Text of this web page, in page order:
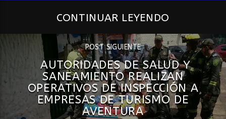
CONTINUAR LEYENDO
POST SIGUIENTE
AUTORIDADES DE SALUD Y
SANEAMIENTO REALIZAN
OPERATIVOS DE INSPECCIÓN A
EMPRESAS DE TURISMO DE
AVENTURA